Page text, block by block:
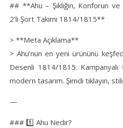
## **Ahu – Şıklığın, Konforun
2’li Şort Takımı 1814/1815**
> **Meta Açıklama**
> Ahu’nun en yeni ürününü
Desenli 1814/1815.
modern tasarım. Şimdi tıklayın,
—
### 1️⃣ Ahu Nedir?